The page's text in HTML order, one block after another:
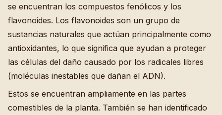
se encuentran los compuestos fenólicos y los
flavonoides. Los flavonoides son un grupo de
sustancias naturales que actúan principalmente como
antioxidantes, lo que significa que ayudan a proteger
las células del daño causado por los radicales libres
(moléculas inestables que dañan el ADN).
Estos se encuentran ampliamente en las partes
comestibles de la planta. También se han identificado